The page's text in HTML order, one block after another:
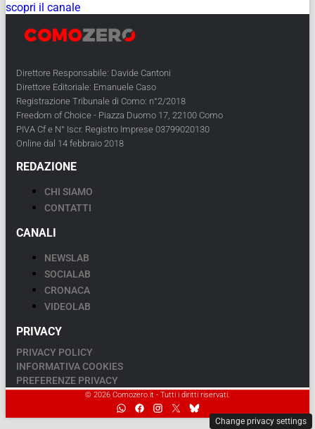
scopri il canale
Direttore Responsabile: Davide Cantoni
Direttore Editoriale: Emanuele Caso
Registrazione Tribunale di Como: n°2/2018
Freedom of Choice - Piazza Duomo 17, 22100 Como
PIVA Cf e N° Iscr. Registro Imprese 03799020130
Online dal 14 febbraio 2018
REDAZIONE
CHI SIAMO
CONTATTI
CANALI
NEWSLAB
SOCIALAB
CRONACA
VIDEOLAB
PRIVACY
PRIVACY POLICY
INFORMATIVA COOKIES
PREFERENZE PRIVACY
© 2026 Comozero.it - Tutti i diritti riservati.
Change privacy settings